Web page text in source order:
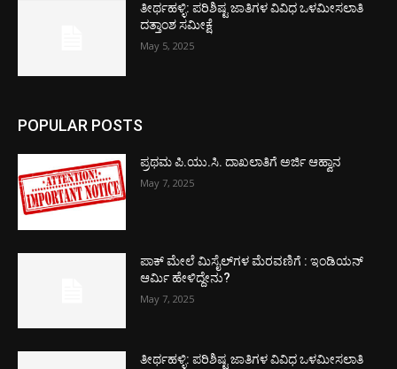
ತೀರ್ಥಹಳ್ಳಿ: ಪರಿಶಿಷ್ಟ ಜಾತಿಗಳ ವಿವಿಧ ಒಳಮೀಸಲಾತಿ
ದತ್ತಾಂಶ ಸಮೀಕ್ಷೆ
May 5, 2025
POPULAR POSTS
ಪ್ರಥಮ ಪಿ.ಯು.ಸಿ. ದಾಖಲಾತಿಗೆ ಅರ್ಜಿ ಆಹ್ವಾನ
May 7, 2025
ಪಾಕ್​ ಮೇಲೆ ಮಿಸೈಲ್​ಗಳ ಮೆರವಣಿಗೆ : ಇಂಡಿಯನ್
ಆರ್ಮಿ ಹೇಳಿದ್ದೇನು?
May 7, 2025
ತೀರ್ಥಹಳ್ಳಿ: ಪರಿಶಿಷ್ಟ ಜಾತಿಗಳ ವಿವಿಧ ಒಳಮೀಸಲಾತಿ